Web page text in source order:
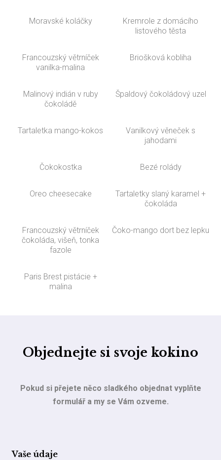
Moravské koláčky
Kremrole z domácího
listového těsta
Francouzský větrníček
vanilka-malina
Briošková kobliha
Malinový indián v ruby
čokoládě
Špaldový čokoládový uzel
Tartaletka mango-kokos
Vanilkový věneček s
jahodami
Čokokostka Bezé rolády
Oreo cheesecake
Tartaletky slaný karamel +
čokoláda
Francouzský větrníček
čokoláda, višeň, tonka
fazole
Čoko-mango dort bez lepku
Paris Brest pistácie +
malina
Objednejte si svoje kokino
Pokud si přejete něco sladkého objednat vyplňte
formulář a my se Vám ozveme.
Vaše údaje